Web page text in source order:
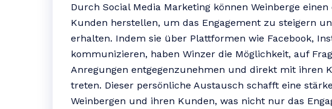
Durch Social Media Marketing können Weinberge
Kunden herstellen, um das Engagement zu steigern
erhalten. Indem sie über Plattformen wie Facebook,
kommunizieren, haben Winzer die Möglichkeit, auf
Anregungen entgegenzunehmen und direkt mit ihren
treten. Dieser persönliche Austausch schafft eine
Weinbergen und ihren Kunden, was nicht nur das